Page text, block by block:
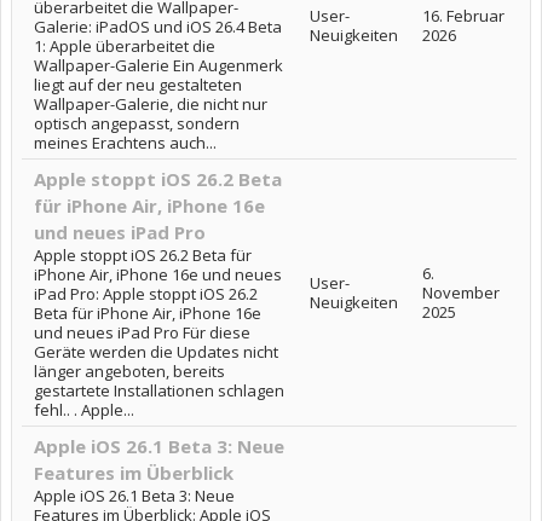
überarbeitet die Wallpaper-
Galerie: iPadOS und iOS 26.4 Beta
1: Apple überarbeitet die
Wallpaper-Galerie Ein Augenmerk
liegt auf der neu gestalteten
Wallpaper-Galerie, die nicht nur
optisch angepasst, sondern
meines Erachtens auch...
User-
Neuigkeiten
16. Februar
2026
Apple stoppt iOS 26.2 Beta
für iPhone Air, iPhone 16e
und neues iPad Pro
Apple stoppt iOS 26.2 Beta für
iPhone Air, iPhone 16e und neues
iPad Pro: Apple stoppt iOS 26.2
Beta für iPhone Air, iPhone 16e
und neues iPad Pro Für diese
Geräte werden die Updates nicht
länger angeboten, bereits
gestartete Installationen schlagen
fehl.. . Apple...
User-
Neuigkeiten
6.
November
2025
Apple iOS 26.1 Beta 3: Neue
Features im Überblick
Apple iOS 26.1 Beta 3: Neue
Features im Überblick: Apple iOS